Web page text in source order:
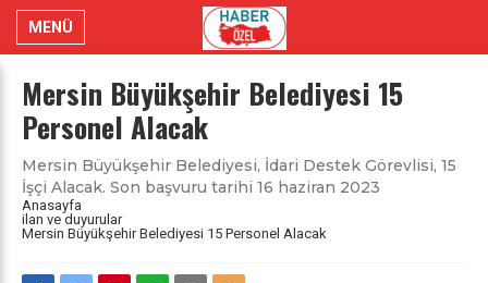
MENÜ
Mersin Büyükşehir Belediyesi 15
Personel Alacak
Mersin Büyükşehir Belediyesi, İdari Destek Görevlisi, 15
İşçi Alacak. Son başvuru tarihi 16 haziran 2023
Anasayfa
ilan ve duyurular
Mersin Büyükşehir Belediyesi 15 Personel Alacak